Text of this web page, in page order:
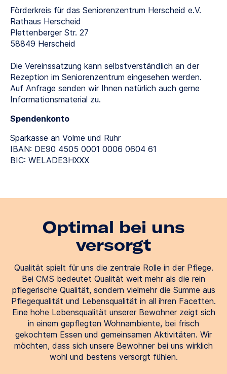
Förderkreis für das Seniorenzentrum Herscheid e.V.
Rathaus Herscheid
Plettenberger Str. 27
58849 Herscheid
Die Vereinssatzung kann selbstverständlich an der
Rezeption im Seniorenzentrum eingesehen werden.
Auf Anfrage senden wir Ihnen natürlich auch gerne
Informationsmaterial zu.
Spendenkonto
Sparkasse an Volme und Ruhr
IBAN: DE90 4505 0001 0006 0604 61
BIC: WELADE3HXXX
Optimal bei uns
versorgt
Qualität spielt für uns die zentrale Rolle in der Pflege.
Bei CMS bedeutet Qualität weit mehr als die rein
pflegerische Qualität, sondern vielmehr die Summe aus
Pflegequalität und Lebensqualität in all ihren Facetten.
Eine hohe Lebensqualität unserer Bewohner zeigt sich
in einem gepflegten Wohnambiente, bei frisch
gekochtem Essen und gemeinsamen Aktivitäten. Wir
möchten, dass sich unsere Bewohner bei uns wirklich
wohl und bestens versorgt fühlen.